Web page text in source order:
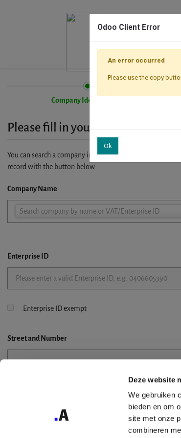
Deze website
We gebruiken
bieden en om
site met onze
combineren
Company Identification
Please fill in your company details
You can search a company in our database by name,
record with the button below.
Company Name
Search company by name or VAT/Enterprise ID
Company
Enterprise ID
Enterprise ID exempt
Streetand Number
Odoo Client Error
An error occurred
Please use the copy
Ok